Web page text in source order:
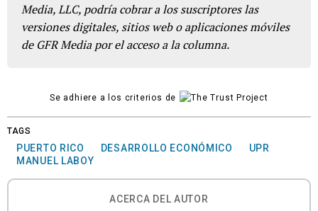
Media, LLC, podría cobrar a los suscriptores las
versiones digitales, sitios web o aplicaciones móviles
de GFR Media por el acceso a la columna.
Se adhiere a los criterios de
TAGS
PUERTO RICO DESARROLLO ECONÓMICO
UPR
MANUEL LABOY
ACERCA DEL AUTOR